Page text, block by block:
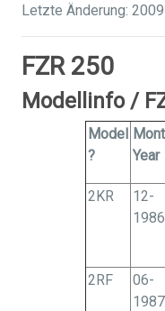
Letzte Änderung:
FZR 250
Modellinfo /
Model
?
Year
2KR
12-
1986
2RF
06-
1987